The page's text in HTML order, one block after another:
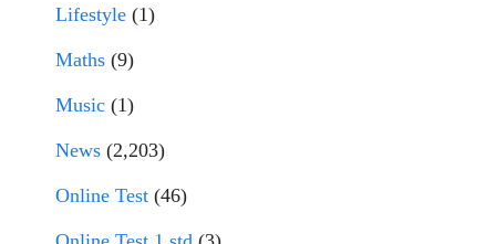
Lifestyle (1)
Maths (9)
Music (1)
News (2,203)
Online Test (46)